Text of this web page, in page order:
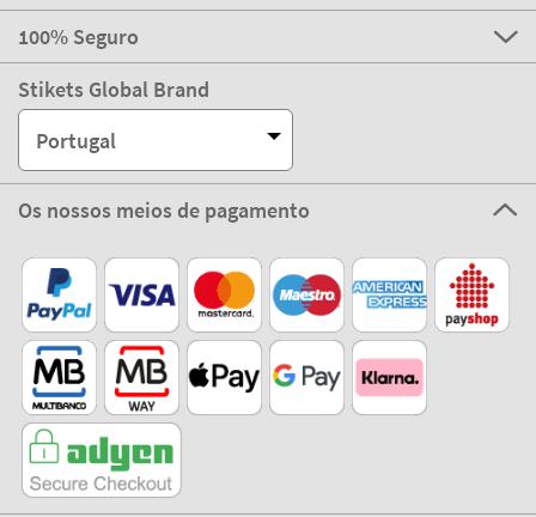
100% Seguro
Stikets Global Brand
Portugal
Os nossos meios de pagamento